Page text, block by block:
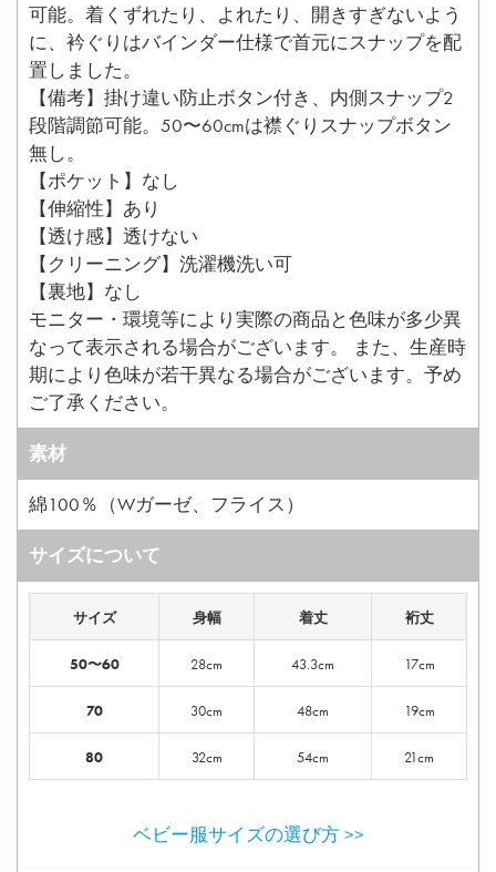
可能。着くずれたり、よれたり、開きすぎないよう
に、衿ぐりはバインダー仕様で首元にスナップを配
置しました。
【備考】掛け違い防止ボタン付き、内側スナップ2
段階調節可能。50〜60cmは襟ぐりスナップボタン
無し。
【ポケット】なし
【伸縮性】あり
【透け感】透けない
【クリーニング】洗濯機洗い可
【裏地】なし
モニター・環境等により実際の商品と色味が多少異
なって表示される場合がございます。 また、生産時
期により色味が若干異なる場合がございます。予め
ご了承ください。
素材
綿100％（Wガーゼ、フライス）
サイズについて
サイズ 身幅 着丈 裄丈
50〜60 28cm 43.3cm 17cm
70 30cm 48cm 19cm
80 32cm 54cm 21cm
ベビー服サイズの選び方 >>